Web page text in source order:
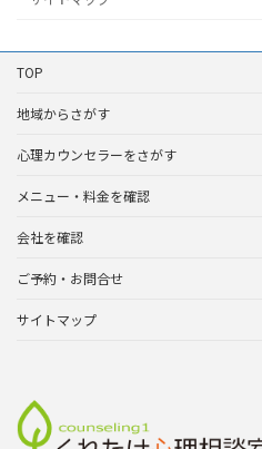
TOP
地域からさがす
心理カウンセラーをさがす
メニュー・料金を確認
会社を確認
ご予約・お問合せ
サイトマップ